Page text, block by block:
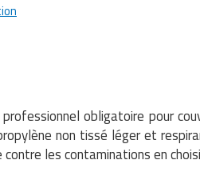
obligatoire pour
non tissé léger et
les contaminations en